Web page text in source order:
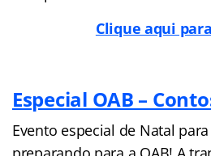
Clique aqui
Especial OAB –
Evento especial de Natal